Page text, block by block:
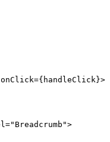
onClick={handleClick}>
="Breadcrumb">